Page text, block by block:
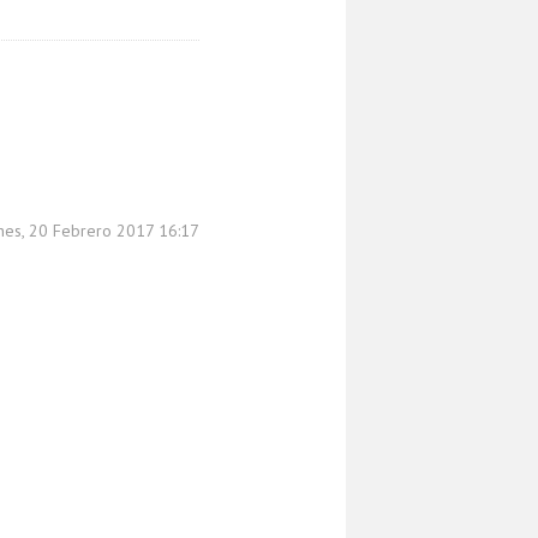
20 Febrero 2017 16:17